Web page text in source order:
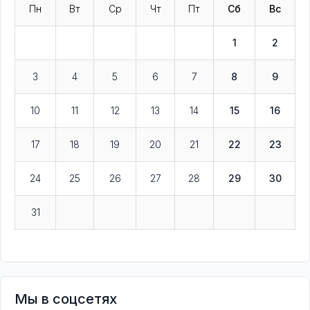
Пн Вт Ср Чт Пт Сб Вс
1 2
3 4 5 6 7 8 9
10 11 12 13 14 15 16
17 18 19 20 21 22 23
24 25 26 27 28 29 30
31
Мы в соцсетях